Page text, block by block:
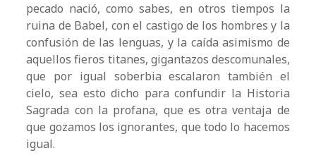
pecado nació, como sabes, en otros tiempos la
ruina de Babel, con el castigo de los hombres y la
confusión de las lenguas, y la caída asimismo de
aquellos fieros titanes, gigantazos descomunales,
que por igual soberbia escalaron también el
cielo, sea esto dicho para confundir la Historia
Sagrada con la profana, que es otra ventaja de
que gozamos los ignorantes, que todo lo hacemos
igual.